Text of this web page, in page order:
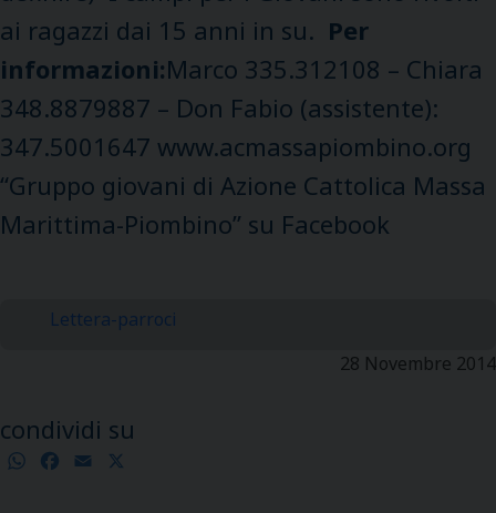
ai ragazzi dai 15 anni in su. Per
informazioni:Marco 335.312108 – Chiara
348.8879887 – Don Fabio (assistente):
347.5001647 www.acmassapiombino.org
“Gruppo giovani di Azione Cattolica Massa
Marittima-Piombino” su Facebook
Lettera-parroci
28 Novembre 2014
condividi su
WhatsApp
Facebook
Email